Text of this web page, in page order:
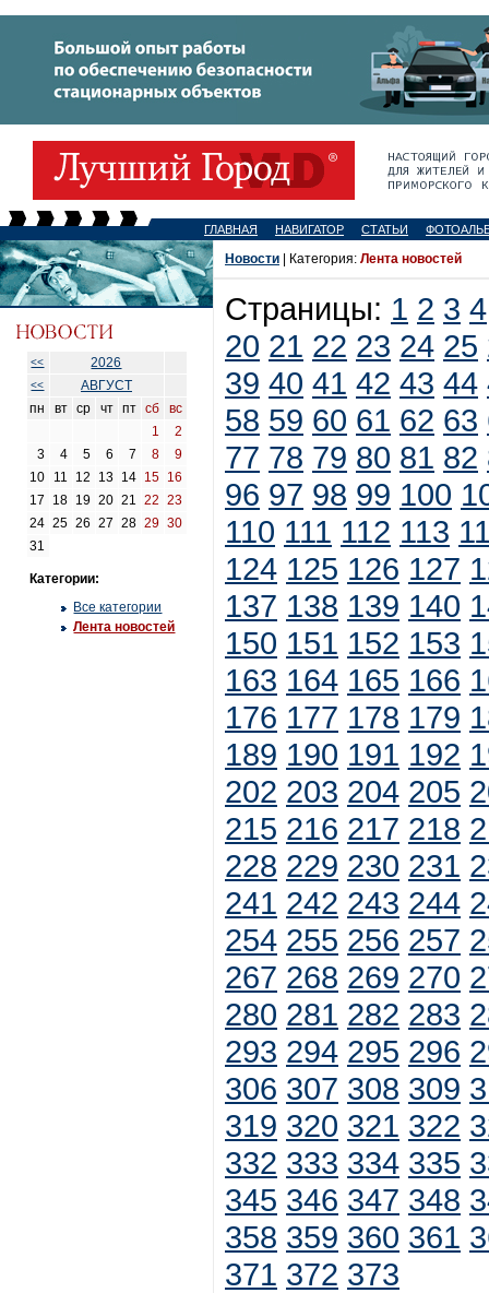
ГЛАВНАЯ НАВИГАТОР СТАТЬИ
<< 2026
<<
АВГУСТ
пн
вт ср чт пт сб
вс
1
2
3
4 5 6 7 8
9
10
11 12 13 14 15 16
17
18 19 20 21 22
23
24 25 26 27 28 29 30
31
Категории:
Все категории
Лента новостей
Новости | Категория: Лента новостей
Страницы: 1 2 3 4
20 21 22 23 24 25
39 40 41 42 43 44
58 59 60 61 62 63
77 78 79 80 81 82
96 97 98 99 100
110 111 112 113
124 125 126 127
137 138 139 140
150 151 152 153
163 164 165 166
176 177 178 179
189 190 191 192
202 203 204 205
215 216 217 218
228 229 230 231
241 242 243 244
254 255 256 257
267 268 269 270
280 281 282 283
293 294 295 296
306 307 308 309
319 320 321 322
332 333 334 335
345 346 347 348
358 359 360 361
371 372 373